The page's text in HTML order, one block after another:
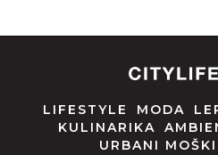
LIFESTYLE MODA
KULINARIKA
URBANI MOŠKI